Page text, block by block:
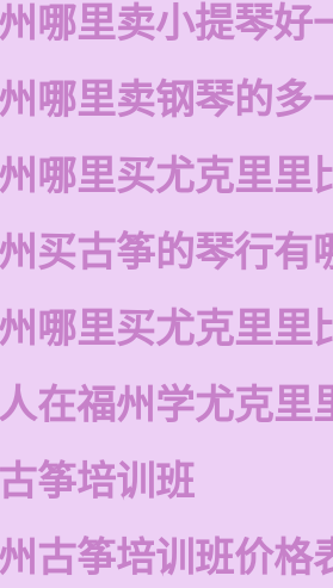
哪里卖小提琴好
哪里卖钢琴的多
哪里买尤克里里
买古筝的琴行有
哪里买尤克里里
在福州学尤克里
筝培训班
古筝培训班价格